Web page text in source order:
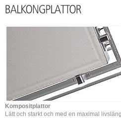
Kompositplattor
Lätt och starkt och med en maximal